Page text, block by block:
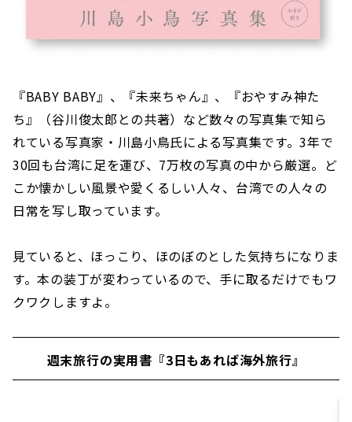
『BABY BABY』、『未来ちゃん』、『おやすみ神た
ち』（谷川俊太郎との共著）など数々の写真集で知ら
れている写真家・川島小鳥氏による写真集です。3年で
30回も台湾に足を運び、7万枚の写真の中から厳選。ど
こか懐かしい風景や愛くるしい人々、台湾での人々の
日常を写し取っています。
見ていると、ほっこり、ほのぼのとした気持ちになりま
す。本の装丁が変わっているので、手に取るだけでもワ
クワクしますよ。
週末旅行の実用書『3日もあれば海外旅行』